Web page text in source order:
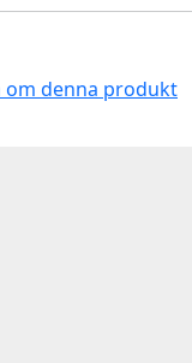
om denna produkt